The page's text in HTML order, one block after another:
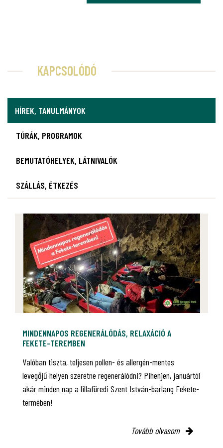
KAPCSOLÓDÓ
HÍREK, TANULMÁNYOK
TÚRÁK, PROGRAMOK
BEMUTATÓHELYEK, LÁTNIVALÓK
SZÁLLÁS, ÉTKEZÉS
MINDENNAPOS REGENERÁLÓDÁS, RELAXÁCIÓ A
FEKETE-TEREMBEN
Valóban tiszta, teljesen pollen- és allergén-mentes
levegőjű helyen szeretne regenerálódni? Pihenjen, januártól
akár minden nap a lillafüredi Szent István-barlang Fekete-
termében!
Tovább olvasom